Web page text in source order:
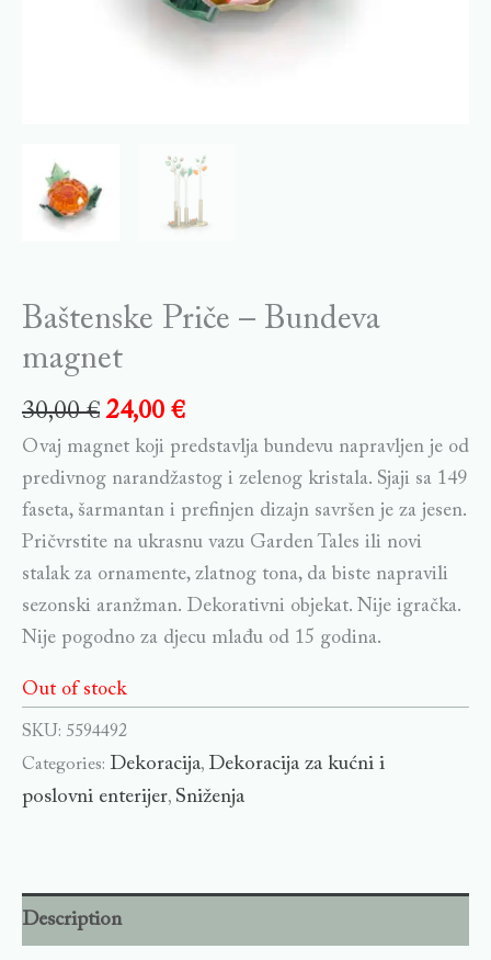
Baštenske Priče – Bundeva
magnet
30,00€ 24,00 €
Ovaj magnet koji predstavlja bundevu napravljen je od
predivnog narandžastog i zelenog kristala. Sjaji sa 149
faseta, šarmantan i prefinjen dizajn savršen je za jesen.
Pričvrstite na ukrasnu vazu Garden Tales ili novi
stalak za ornamente, zlatnog tona, da biste napravili
sezonski aranžman. Dekorativni objekat. Nije igračka.
Nije pogodno za djecu mlađu od 15 godina.
Out of stock
SKU: 5594492
Categories: Dekoracija, Dekoracija za kućni i
poslovni enterijer, Sniženja
Description